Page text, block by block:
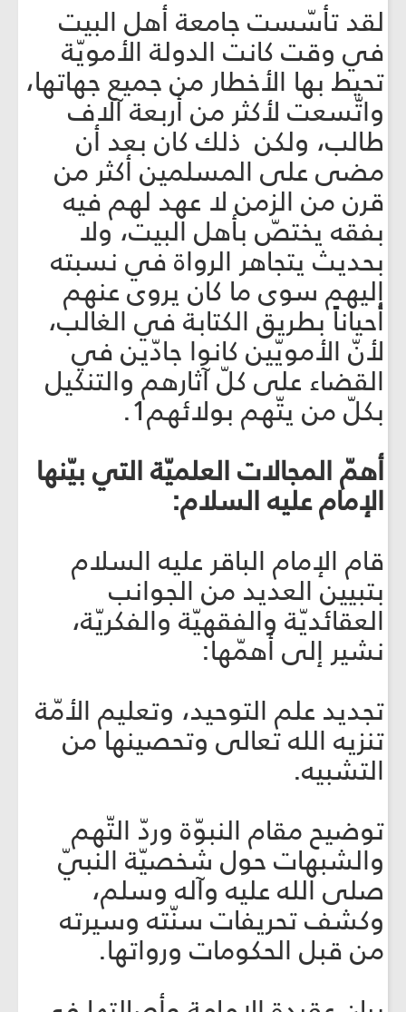
لقد تأسّست جامعة أهل البيت
في وقت كانت الدولة الأمويّة
تحيط بها الأخطار من جميع جهاتها،
واتّسعت لأكثر من أربعة آلاف
طالب، ولكن ذلك كان بعد أن
مضى على المسلمين أكثر من
قرن من الزمن لا عهد لهم فيه
بفقه يختصّ بأهل البيت، ولا
بحديث يتجاهر الرواة في نسبته
إليهم سوى ما كان يروى عنهم
أحياناً بطريق الكتابة في الغالب،
لأنّ الأمويّين كانوا جادّين في
القضاء على كلّ آثارهم والتنكيل
بكلّ من يتّهم بولائهم1.
أهمّ المجالات العلميّة التي بيّنها
الإمام عليه السلام:
قام الإمام الباقر عليه السلام
بتبيين العديد من الجوانب
العقائديّة والفقهيّة والفكريّة،
نشير إلى أهمّها:
تجديد علم التوحيد، وتعليم الأمّة
تنزيه الله تعالى وتحصينها من
التشبيه.
توضيح مقام النبوّة وردّ التّهم
والشبهات حول شخصيّة النبيّ
صلى الله عليه وآله وسلم،
وكشف تحريفات سنّته وسيرته
من قبل الحكومات ورواتها.